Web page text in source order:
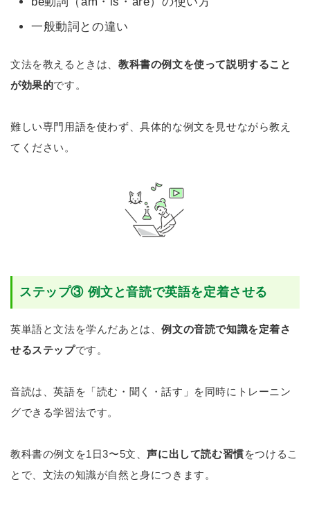
一般動詞との違い
文法を教えるときは、 教科書の例文を使って説明すること
が効果的です。
難しい専門用語を使わず、具体的な例文を見せながら教え
てください。
ステップ③ 例文と音読で英語を定着させる
英単語と文法を学んだあとは、例文の音読で知識を定着さ
せるステップです。
音読は、英語を「読む・聞く・話す」を同時にトレーニン
グできる学習法です。
教科書の例文を1日3〜5文、声に出して読む習慣をつけるこ
とで、文法の知識が自然と身につきます。